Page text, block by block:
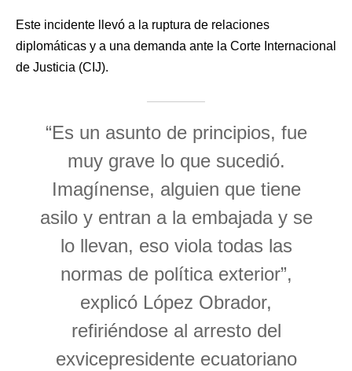
Este incidente llevó a la ruptura de relaciones
diplomáticas y a una demanda ante la Corte Internacional
de Justicia (CIJ).
“Es un asunto de principios, fue
muy grave lo que sucedió.
Imagínense, alguien que tiene
asilo y entran a la embajada y se
lo llevan, eso viola todas las
normas de política exterior”,
explicó López Obrador,
refiriéndose al arresto del
exvicepresidente ecuatoriano